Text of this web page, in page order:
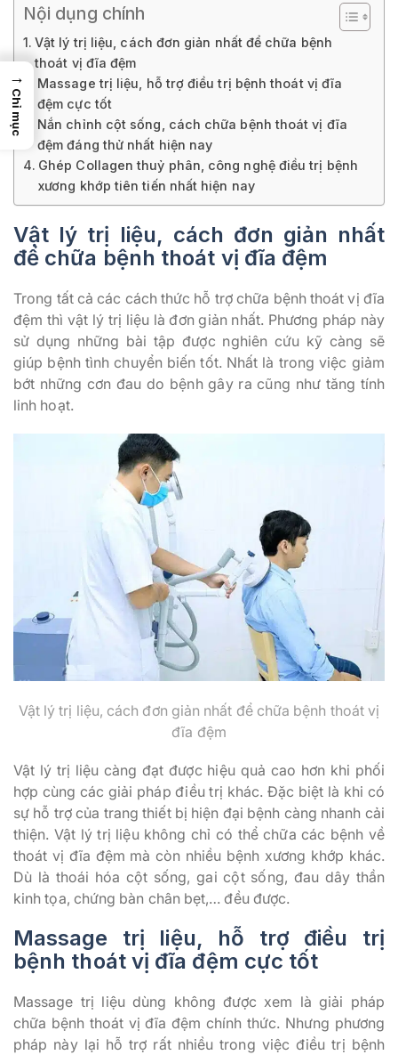
Nội dụng chính
Vật lý trị liệu, cách đơn giản nhất để chữa bệnh
thoát vị đĩa đệm
Massage trị liệu, hỗ trợ điều trị bệnh thoát vị đĩa
đệm cực tốt
Nắn chỉnh cột sống, cách chữa bệnh thoát vị đĩa
đệm đáng thử nhất hiện nay
Ghép Collagen thuỷ phân, công nghệ điều trị bệnh
xương khớp tiên tiến nhất hiện nay
Vật lý trị liệu, cách đơn giản nhất
để chữa bệnh thoát vị đĩa đệm
Trong tất cả các cách thức hỗ trợ chữa bệnh thoát vị đĩa
đệm thì vật lý trị liệu là đơn giản nhất. Phương pháp này
sử dụng những bài tập được nghiên cứu kỹ càng sẽ
giúp bệnh tình chuyển biến tốt. Nhất là trong việc giảm
bớt những cơn đau do bệnh gây ra cũng như tăng tính
linh hoạt.
Vật lý trị liệu, cách đơn giản nhất để chữa bệnh thoát vị
đĩa đệm
Vật lý trị liệu càng đạt được hiệu quả cao hơn khi phối
hợp cùng các giải pháp điều trị khác. Đặc biệt là khi có
sự hỗ trợ của trang thiết bị hiện đại bệnh càng nhanh cải
thiện. Vật lý trị liệu không chỉ có thể chữa các bệnh về
thoát vị đĩa đệm mà còn nhiều bệnh xương khớp khác.
Dù là thoái hóa cột sống, gai cột sống, đau dây thần
kinh tọa, chứng bàn chân bẹt,… đều được.
Massage trị liệu, hỗ trợ điều trị
bệnh thoát vị đĩa đệm cực tốt
Massage trị liệu dùng không được xem là giải pháp
chữa bệnh thoát vị đĩa đệm chính thức. Nhưng phương
pháp này lại hỗ trợ rất nhiều trong việc điều trị bệnh
→
Chỉ mục